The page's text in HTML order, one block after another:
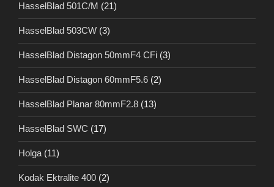
HasselBlad 501C/M (21)
HasselBlad 503CW (3)
HasselBlad Distagon 50mmF4 CFi (3)
HasselBlad Distagon 60mmF5.6 (2)
HasselBlad Planar 80mmF2.8 (13)
HasselBlad SWC (17)
Holga (11)
Kodak Ektralite 400 (2)